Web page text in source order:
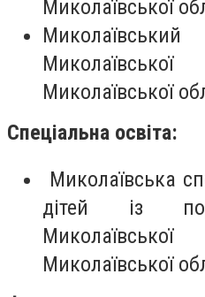
Миколаївської
Миколаївської
Спеціальна освіта:
Миколаївська
дітей із
Миколаївської